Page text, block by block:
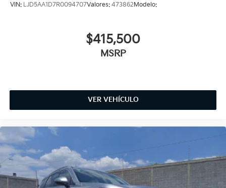
VIN: LJD5AA1D7R0094707Valores: 473862Modelo:
$415,500
MSRP
VER VEHÍCULO